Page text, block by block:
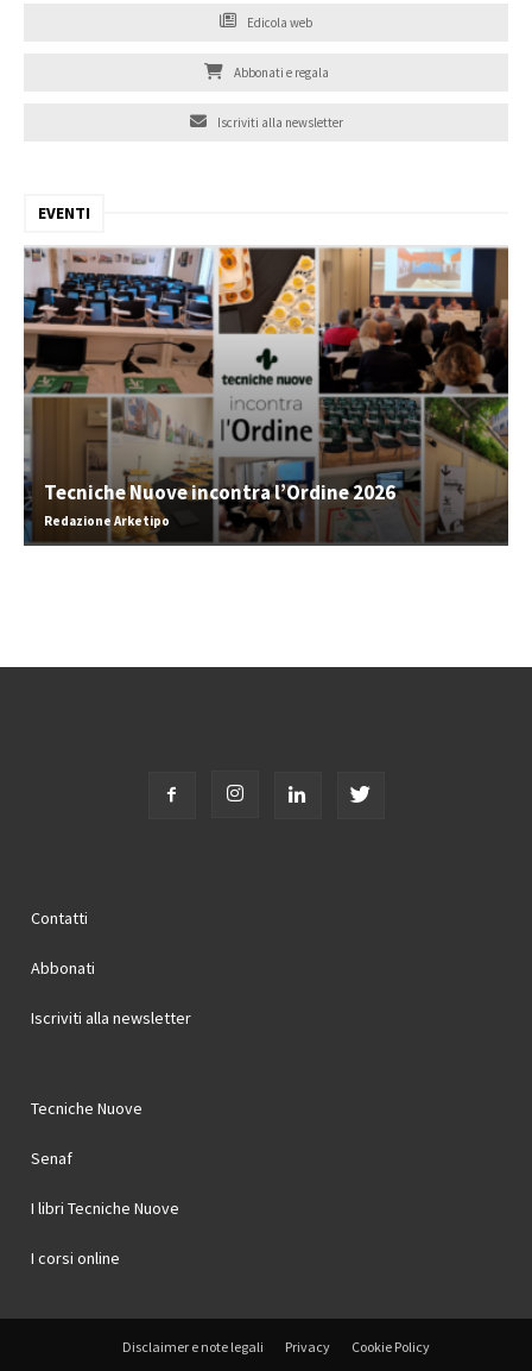
Edicola web
Abbonati e regala
Iscriviti alla newsletter
EVENTI
Tecniche Nuove incontra l’Ordine 2026
Redazione Arketipo
Contatti
Abbonati
Iscriviti alla newsletter
Tecniche Nuove
Senaf
I libri Tecniche Nuove
I corsi online
Disclaimer e note legali Privacy Cookie Policy